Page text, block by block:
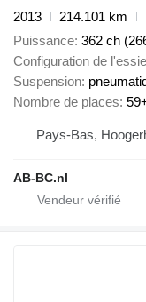
2013
214.101 km
Puissance 362 ch
Configuration de
Suspension
Nombre de places
Pays-Bas,
AB-BC.nl